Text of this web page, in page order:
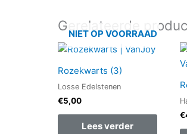
Gerelateerde
NIET OP VOORRAAD
Rozekwarts (3)
Losse Edelstenen
€5,00
Lees verder
€